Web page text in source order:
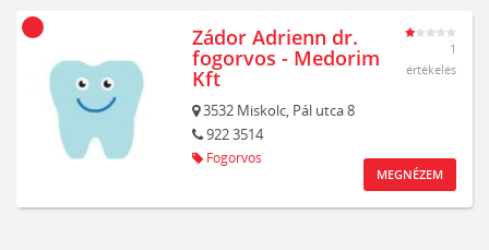
Zádor Adrienn dr.
fogorvos - Medorim
Kft
3532 Miskolc, Pál utca 8
922 3514
Fogorvos
1
értékelés
MEGNÉZEM